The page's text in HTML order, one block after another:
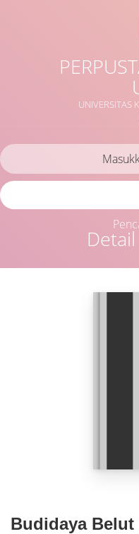
UNIVERSITAS
Budidaya Belut